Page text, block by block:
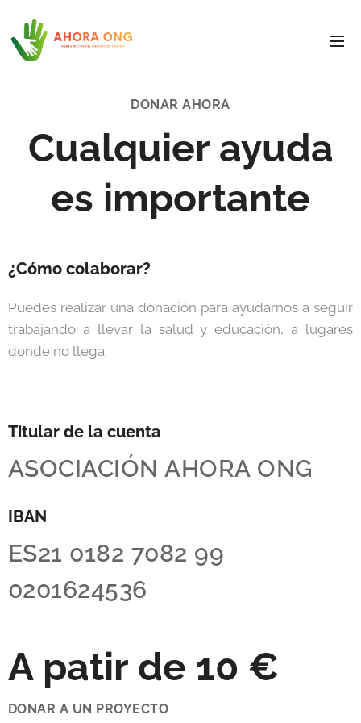
DONAR AHORA
Cualquier ayuda
es importante
¿Cómo colaborar?
Puedes realizar una donación para ayudarnos a seguir
trabajando a llevar la salud y educación, a lugares
donde no llega.
Titular de la cuenta
ASOCIACIÓN AHORA ONG
IBAN
ES21 0182 7082 99
0201624536
A patir de 10 €
DONAR A UN PROYECTO